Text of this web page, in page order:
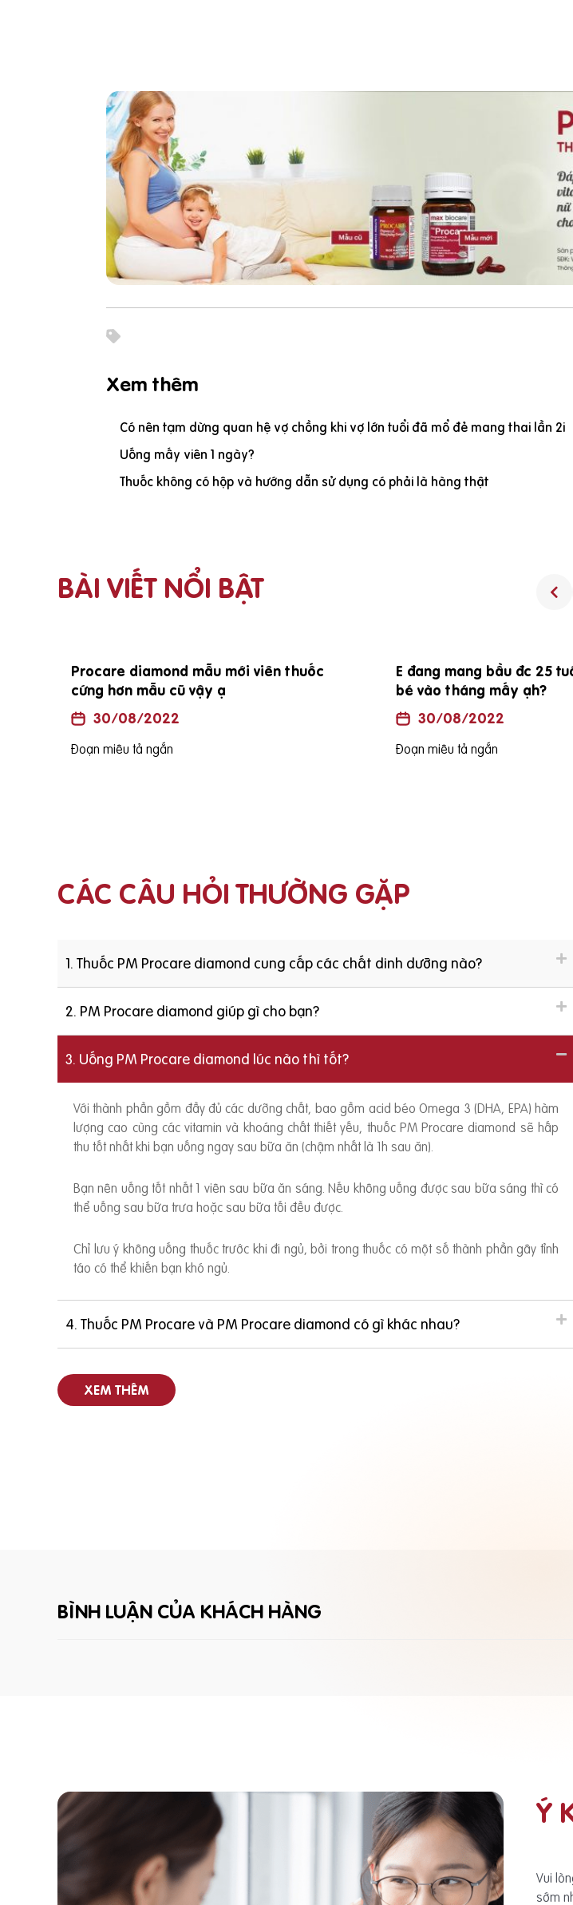
Xem thêm
Có nên tạm dừng quan hệ vợ chồng khi vợ lớn tuổi đã mổ đẻ mang thai lần 2i
Uống mấy viên 1 ngày?
Thuốc không có hộp và hướng dẫn sử dụng có phải là hàng thật
BÀI VIẾT NỔI BẬT
Procare diamond mẫu mới viên thuốc
cứng hơn mẫu cũ vậy ạ
30/08/2022
Đoạn miêu tả ngắn
E đang mang bầu đc 25
bé vào tháng mấy ạh?
30/08/2022
Đoạn miêu tả ngắn
CÁC CÂU HỎI THƯỜNG GẶP
1. Thuốc PM Procare diamond cung cấp các chất dinh dưỡng nào?
2. PM Procare diamond giúp gì cho bạn?
3. Uống PM Procare diamond lúc nào thì tốt?
Với thành phần gồm đầy đủ các dưỡng chất, bao gồm acid béo Omega 3 (DHA, EPA) hàm
lượng cao cùng các vitamin và khoáng chất thiết yếu, thuốc PM Procare diamond sẽ hấp
thu tốt nhất khi bạn uống ngay sau bữa ăn (chậm nhất là 1h sau ăn).
Bạn nên uống tốt nhất 1 viên sau bữa ăn sáng. Nếu không uống được sau bữa sáng thì có
thể uống sau bữa trưa hoặc sau bữa tối đều được.
Chỉ lưu ý không uống thuốc trước khi đi ngủ, bởi trong thuốc có một số thành phần gây tỉnh
táo có thể khiến bạn khó ngủ.
4. Thuốc PM Procare và PM Procare diamond có gì khác nhau?
XEM THÊM
BÌNH LUẬN CỦA KHÁCH HÀNG
Ý
Vui
sớm